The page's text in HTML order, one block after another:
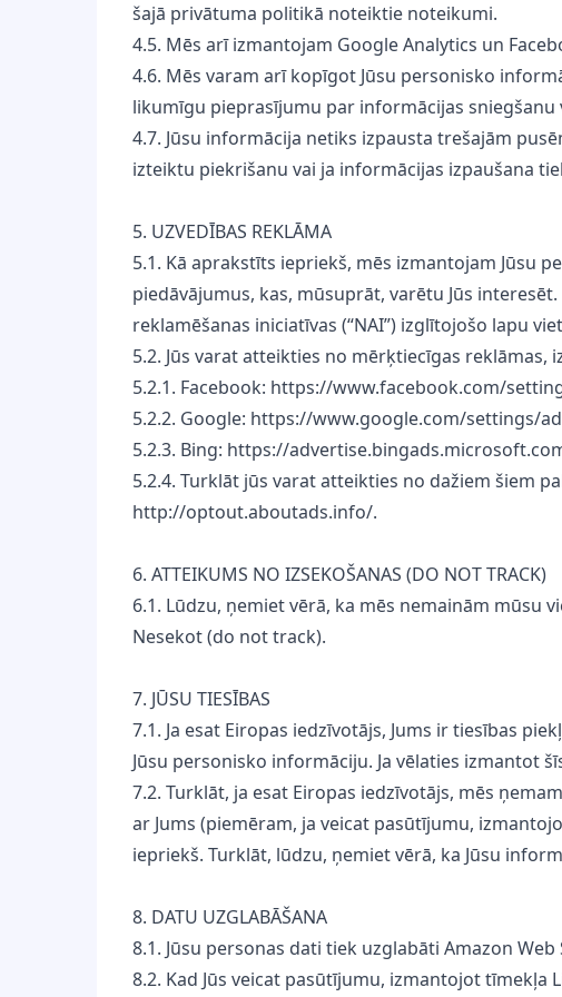
šajā privātuma politikā noteiktie noteikumi.
4.5. Mēs arī izmantojam Google Analytics un
4.6. Mēs varam arī kopīgot Jūsu personisko
likumīgu pieprasījumu par informācijas sniegšanu
4.7. Jūsu informācija netiks izpausta trešajām
izteiktu piekrišanu vai ja informācijas izpaušana
5. UZVEDĪBAS REKLĀMA
5.1. Kā aprakstīts iepriekš, mēs izmantojam Jūsu
piedāvājumus, kas, mūsuprāt, varētu Jūs
reklamēšanas iniciatīvas (“NAI”) izglītojošo lapu
5.2. Jūs varat atteikties no mērķtiecīgas
5.2.1. Facebook: https://www.facebook.com/
5.2.2. Google: https://www.google.com/settings/
5.2.3. Bing: https://
5.2.4. Turklāt jūs varat atteikties no dažiem šiem
http://optout.aboutads.info/.
6. ATTEIKUMS NO IZSEKOŠANAS (DO NOT TRACK)
6.1. Lūdzu, ņemiet vērā, ka mēs nemainām mūsu
Nesekot (do not track).
7. JŪSU TIESĪBAS
7.1. Ja esat Eiropas iedzīvotājs, Jums ir tiesības
Jūsu personisko informāciju. Ja vēlaties izmantot
7.2. Turklāt, ja esat Eiropas iedzīvotājs, mēs
ar Jums (piemēram, ja veicat pasūtījumu,
iepriekš. Turklāt, lūdzu, ņemiet vērā, ka Jūsu
8. DATU UZGLABĀŠANA
8.1. Jūsu personas dati tiek uzglabāti Amazon
8.2. Kad Jūs veicat pasūtījumu, izmantojot tīmekļa